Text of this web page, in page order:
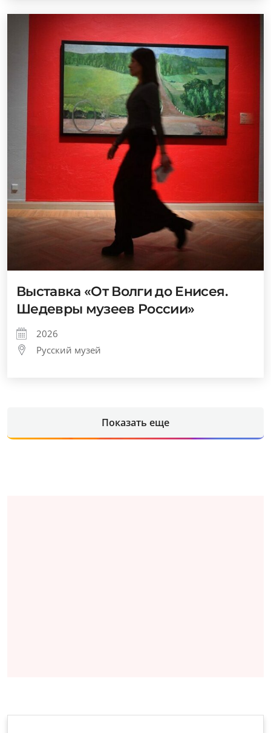
Выставка «От Волги до Енисея.
Шедевры музеев России»
2026
Русский музей
Показать еще